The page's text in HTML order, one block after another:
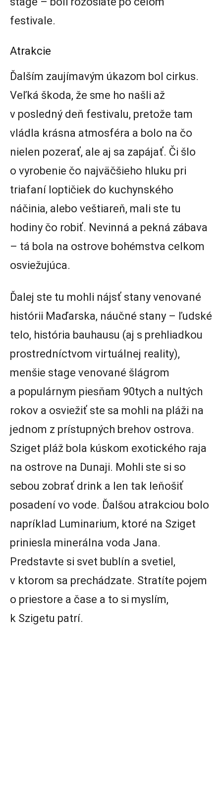
festivale.
Atrakcie
Ďalším zaujímavým úkazom bol cirkus.
Veľká škoda, že sme ho našli až
v posledný deň festivalu, pretože tam
vládla krásna atmosféra a bolo na čo
nielen pozerať, ale aj sa zapájať. Či šlo
o vyrobenie čo najväčšieho hluku pri
triafaní loptičiek do kuchynského
náčinia, alebo veštiareň, mali ste tu
hodiny čo robiť. Nevinná a pekná zábava
– tá bola na ostrove bohémstva celkom
osviežujúca.
Ďalej ste tu mohli nájsť stany venované
histórii Maďarska, náučné stany – ľudské
telo, história bauhausu (aj s prehliadkou
prostredníctvom virtuálnej reality),
menšie stage venované šlágrom
a populárnym piesňam 90tych a nultých
rokov a osviežiť ste sa mohli na pláži na
jednom z prístupných brehov ostrova.
Sziget pláž bola kúskom exotického raja
na ostrove na Dunaji. Mohli ste si so
sebou zobrať drink a len tak leňošiť
posadení vo vode. Ďalšou atrakciou bolo
napríklad Luminarium, ktoré na Sziget
priniesla minerálna voda Jana.
Predstavte si svet bublín a svetiel,
v ktorom sa prechádzate. Stratíte pojem
o priestore a čase a to si myslím,
k Szigetu patrí.